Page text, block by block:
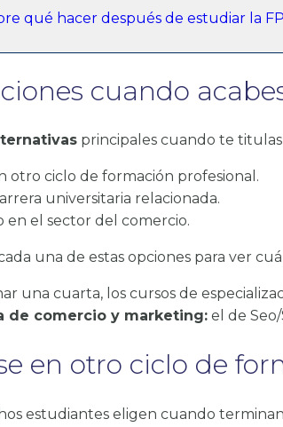
qué hacer después de estudiar la
cuando
principales cuando te
otro ciclo de formación profesional.
universitaria relacionada.
en el sector del comercio.
una de estas opciones para ver
una cuarta, los cursos de
de comercio y marketing: el de
en otro ciclo de
estudiantes eligen cuando